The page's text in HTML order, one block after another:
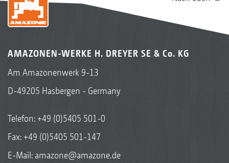
AMAZONEN-WERKE H. DREYER SE & Co. KG
Am Amazonenwerk 9-13
D-49205 Hasbergen - Germany
Telefon:+49 (0)5405 501-0
Fax: +49 (0)5405 501-147
E-Mail: amazone@amazone.de